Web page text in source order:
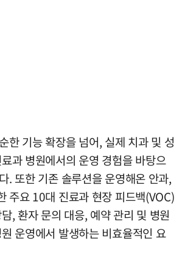
한 기능 확장을 넘어, 실제 치과 및 성
과 병원에서의 운영 경험을 바탕으
. 또한 기존 솔루션을 운영해온 안과,
주요 10대 진료과 현장 피드백(VOC)
, 환자 문의 대응, 예약 관리 및 병원
운영에서 발생하는 비효율적인 요